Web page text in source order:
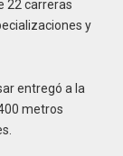
22 carreras
y
entregó a la
metros